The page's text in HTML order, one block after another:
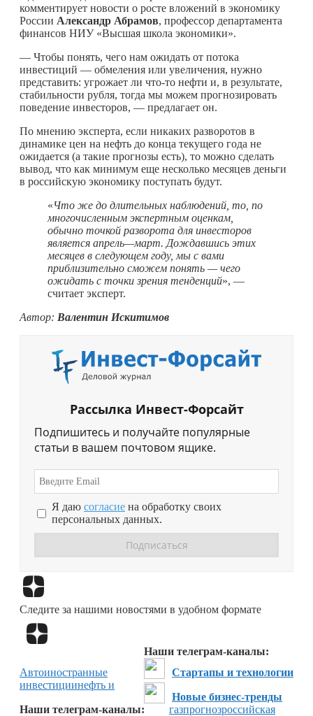
комментирует новости о росте вложений в экономику
России Александр Абрамов, профессор департамента
финансов НИУ «Высшая школа экономики».
— Чтобы понять, чего нам ожидать от потока
инвестиций — обмеления или увеличения, нужно
представить: угрожает ли что-то нефти и, в результате,
стабильности рубля, тогда мы можем прогнозировать
поведение инвесторов, — предлагает он.
По мнению эксперта, если никаких разворотов в
динамике цен на нефть до конца текущего года не
ожидается (а такие прогнозы есть), то можно сделать
вывод, что как минимум еще несколько месяцев деньги
в российскую экономику поступать будут.
«Что же до длительных наблюдений, то, по
многочисленным экспертным оценкам,
обычно точкой разворота для инвесторов
является апрель—март. Дождавшись этих
месяцев в следующем году, мы с вами
приблизительно сможем понять — чего
ожидать с точки зрения тенденций», —
считает эксперт.
Автор: Валентин Искитимов
Рассылка Инвест-Форсайт
Подпишитесь и получайте популярные
статьи в вашем почтовом ящике.
Я даю согласие на обработку своих
персональных данных.
Следите за нашими новостями в удобном формате
Наши телеграм-каналы:
Стартапы и технологии
Новые бизнес-тренды
Наши телеграм-каналы:
Автоиностранные
инвестициинефть и
газпрогнозроссийская